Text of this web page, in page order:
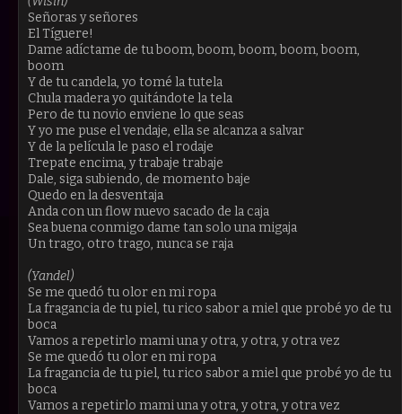
Señoras y señores
El Tíguere!
Dame adíctame de tu boom, boom, boom, boom, boom,
boom
Y de tu candela, yo tomé la tutela
Chula madera yo quitándote la tela
Pero de tu novio enviene lo que seas
Y yo me puse el vendaje, ella se alcanza a salvar
Y de la película le paso el rodaje
Trepate encima, y trabaje trabaje
Dale, siga subiendo, de momento baje
Quedo en la desventaja
Anda con un flow nuevo sacado de la caja
Sea buena conmigo dame tan solo una migaja
Un trago, otro trago, nunca se raja
(Yandel)
Se me quedó tu olor en mi ropa
La fragancia de tu piel, tu rico sabor a miel que probé yo de tu
boca
Vamos a repetirlo mami una y otra, y otra, y otra vez
Se me quedó tu olor en mi ropa
La fragancia de tu piel, tu rico sabor a miel que probé yo de tu
boca
Vamos a repetirlo mami una y otra, y otra, y otra vez